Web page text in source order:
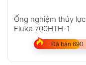
Ống nghiệm thủy lực
Fluke 700HTH-1
Đã bán 690